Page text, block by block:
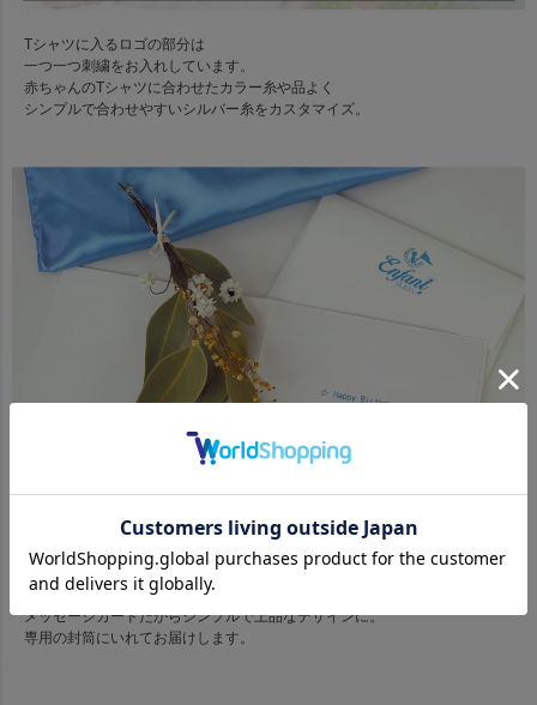
Tシャツに入るロゴの部分は
一つ一つ刺繍をお入れしています。
赤ちゃんのTシャツに合わせたカラー糸や品よく
シンプルで合わせやすいシルバー糸をカスタマイズ。
送り主さんのおめでとうの気持ちを伝える
メッセージカードだからシンプルで上品なデザインに。
専用の封筒にいれてお届けします。